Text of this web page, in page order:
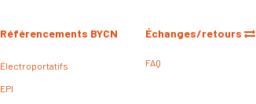
Échanges/retours
FAQ
Référencements BYCN
Électroportatifs
EPI